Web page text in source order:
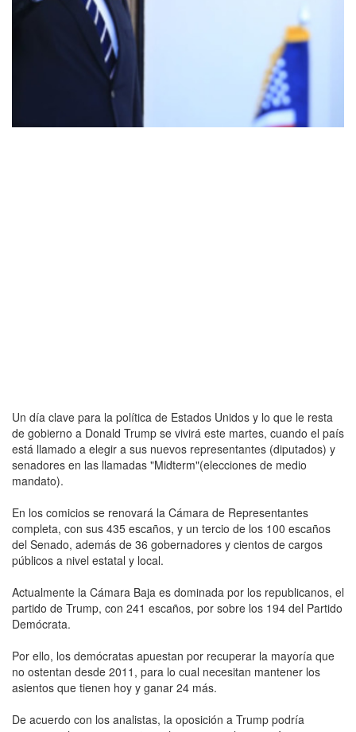
Un día clave para la política de Estados Unidos y lo que le resta
de gobierno a Donald Trump se vivirá este martes, cuando el país
está llamado a elegir a sus nuevos representantes (diputados) y
senadores en las llamadas "Midterm"(elecciones de medio
mandato).
En los comicios se renovará la Cámara de Representantes
completa, con sus 435 escaños, y un tercio de los 100 escaños
del Senado, además de 36 gobernadores y cientos de cargos
públicos a nivel estatal y local.
Actualmente la Cámara Baja es dominada por los republicanos, el
partido de Trump, con 241 escaños, por sobre los 194 del Partido
Demócrata.
Por ello, los demócratas apuestan por recuperar la mayoría que
no ostentan desde 2011, para lo cual necesitan mantener los
asientos que tienen hoy y ganar 24 más.
De acuerdo con los analistas, la oposición a Trump podría